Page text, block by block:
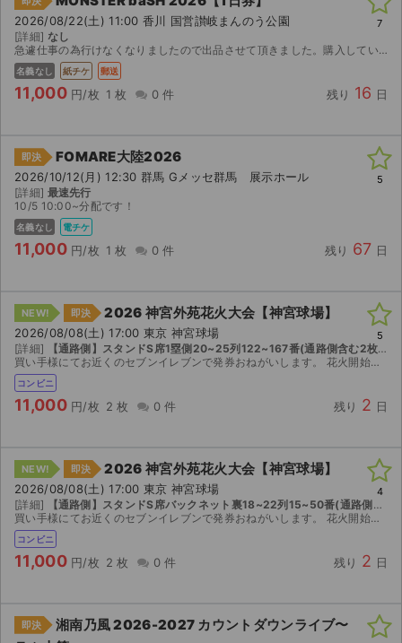
チケットジャムの取り組み
音楽情報
2026/08/22(土) 11:00 香川 国営讃岐まんのう公園
[詳細] なし
急遽仕事の為行けなくなりましたので出品させて頂きました。購入していただける方を探しています
名義なし 紙チケ 郵送
11,000 円/枚 1 枚 0 件 残り 16 日
7
即決 FOMARE大陸2026
2026/10/12(月) 12:30 群馬 Gメッセ群馬 展示ホール
[詳細] 最速先行
10/5 10:00~分配です！
名義なし 電チケ
11,000 円/枚 1 枚 0 件 残り 67 日
5
NEW! 即決 2026 神宮外苑花火大会【神宮球場】
2026/08/08(土) 17:00 東京 神宮球場
[詳細]
【通路側】スタンドS席1塁側20~25列122~167番(通路側含む2枚連番)
買い手様にてお近くのセブンイレブンで発券おねがいします。 花火開始時間（予定）は１９：３０。雨天決行。荒天時は８／９（日）に順延。開場・開演時間は予定のため変更の可能性あり。 開催が中止され...
コンビニ
11,000 円/枚 2 枚 0 件 残り 2 日
5
NEW! 即決 2026 神宮外苑花火大会【神宮球場】
2026/08/08(土) 17:00 東京 神宮球場
[詳細]
【通路側】スタンドS席バックネット裏18~22列15~50番(通路側含む2枚連番)
買い手様にてお近くのセブンイレブンで発券おねがいします。 花火開始時間（予定）は１９：３０。雨天決行。荒天時は８／９（日）に順延。開場・開演時間は予定のため変更の可能性あり。 開催が中止され...
コンビニ
11,000 円/枚 2 枚 0 件 残り 2 日
4
即決
湘南乃風 2026-2027 カウントダウンライブ〜